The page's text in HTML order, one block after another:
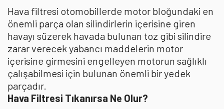
Hava filtresi otomobillerde motor bloğundaki en
önemli parça olan silindirlerin içerisine giren
havayı süzerek havada bulunan toz gibi silindire
zarar verecek yabancı maddelerin motor
içerisine girmesini engelleyen motorun sağlıklı
çalışabilmesi için bulunan önemli bir yedek
parçadır.
Hava Filtresi Tıkanırsa Ne Olur?